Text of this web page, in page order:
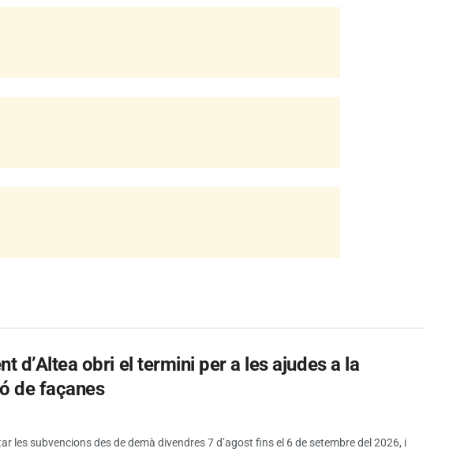
d’Altea obri el termini per a les ajudes a la
de façanes
les subvencions des de demà divendres 7 d’agost fins el 6 de setembre del 2026, i